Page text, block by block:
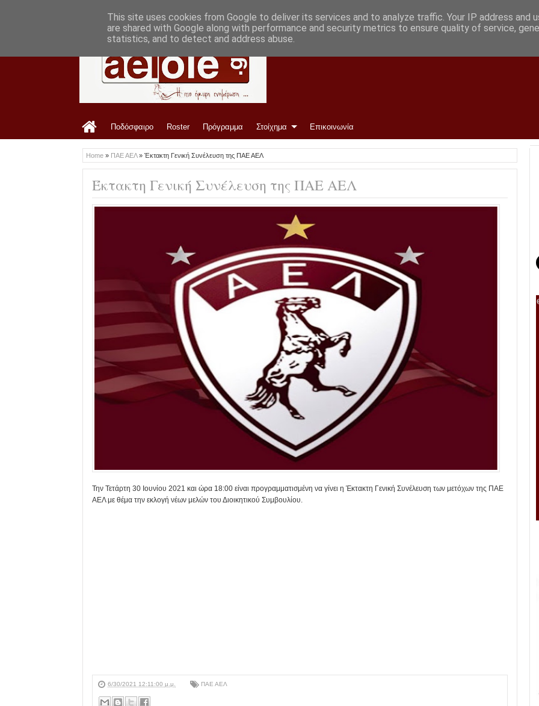
Ποδόσφαιρο Roster Πρόγραμμα Στοίχημα Επικοινωνία
Home » ΠΑΕ ΑΕΛ» Έκτακτη Γενική Συνέλευση της ΠΑΕ ΑΕΛ
Έκτακτη Γενική Συνέλευση της ΠΑΕ ΑΕΛ
Την Τετάρτη 30 Ιουνίου 2021 και ώρα 18:00 είναι προγραμματισμένη να γίνει η Έκτακτη Γενική Συνέλευση των μετόχων της ΠΑΕ
ΑΕΛ με θέμα την εκλογή νέων μελών του Διοικητικού Συμβουλίου.
6/30/2021 12:11:00 μ.μ. ΠΑΕ ΑΕΛ
This site uses cookies from Google to deliver its services and to analyze traffic. Your IP address and
are shared with Google along with performance and security metrics to ensure quality of service,
statistics, and to detect and address abuse.